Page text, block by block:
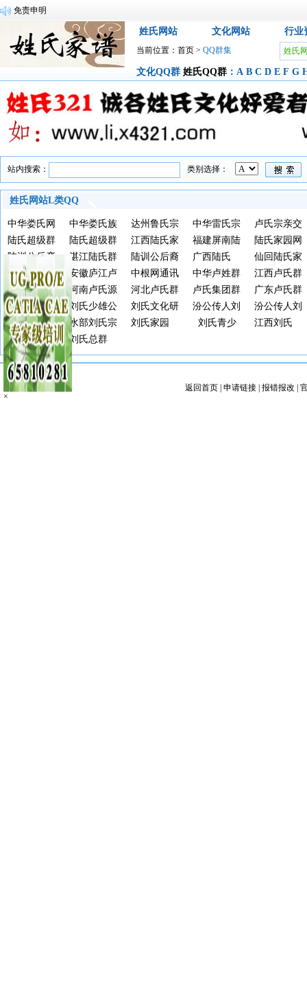
免责申明
姓氏网站 文化网站 行业
当前位置： 首页 > QQ群集 姓氏
文化QQ群 姓氏QQ群 ： A B C D E F G
×
站内搜索： 类别选择：
姓氏网站L类QQ
群集
中华娄氏网
群②
中华娄氏族
网群①
达州鲁氏宗
亲
中华雷氏宗
亲总群
卢氏宗亲交
流群
陆氏超级群
2
陆氏超级群
1
江西陆氏家
园网
福建屏南陆
氏家园网
陆氏家园网
5
陆训公后裔
经济信息群
湛江陆氏群
陆训公后裔
群
广西陆氏
仙回陆氏家
祠
莒南涝坡卢
氏
安徽庐江卢
氏群
中根网通讯
社
中华卢姓群
江西卢氏群
贵州卢氏大
汇合
河南卢氏源
流研究会
河北卢氏群 卢氏集团群
广东卢氏群
江门五邑刘
氏联谊会
刘氏少雄公
后裔QQ群
号
刘氏文化研
究会官方
汾公传人刘
氏2群
汾公传人刘
氏1群
寿二公刘氏
宗亲群
水部刘氏宗
亲联谊群
刘氏家园
刘氏青少
江西刘氏
李家祠
Online
刘氏总群
返回首页| 申请链接| 报错报改